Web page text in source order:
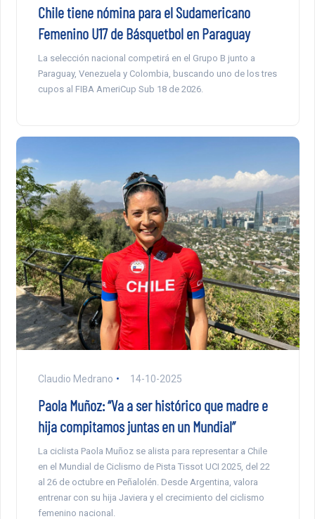
Chile tiene nómina para el Sudamericano
Femenino U17 de Básquetbol en Paraguay
La selección nacional competirá en el Grupo B junto a
Paraguay, Venezuela y Colombia, buscando uno de los tres
cupos al FIBA AmeriCup Sub 18 de 2026.
Claudio Medrano 14-10-2025
Paola Muñoz: “Va a ser histórico que madre e
hija compitamos juntas en un Mundial”
La ciclista Paola Muñoz se alista para representar a Chile
en el Mundial de Ciclismo de Pista Tissot UCI 2025, del 22
al 26 de octubre en Peñalolén. Desde Argentina, valora
entrenar con su hija Javiera y el crecimiento del ciclismo
femenino nacional.